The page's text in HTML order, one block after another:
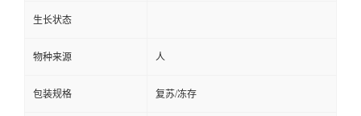
生长状态
物种来源 人
包装规格 复苏/冻存